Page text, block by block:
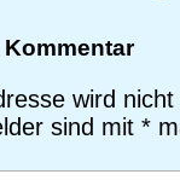
wird
sind mit *